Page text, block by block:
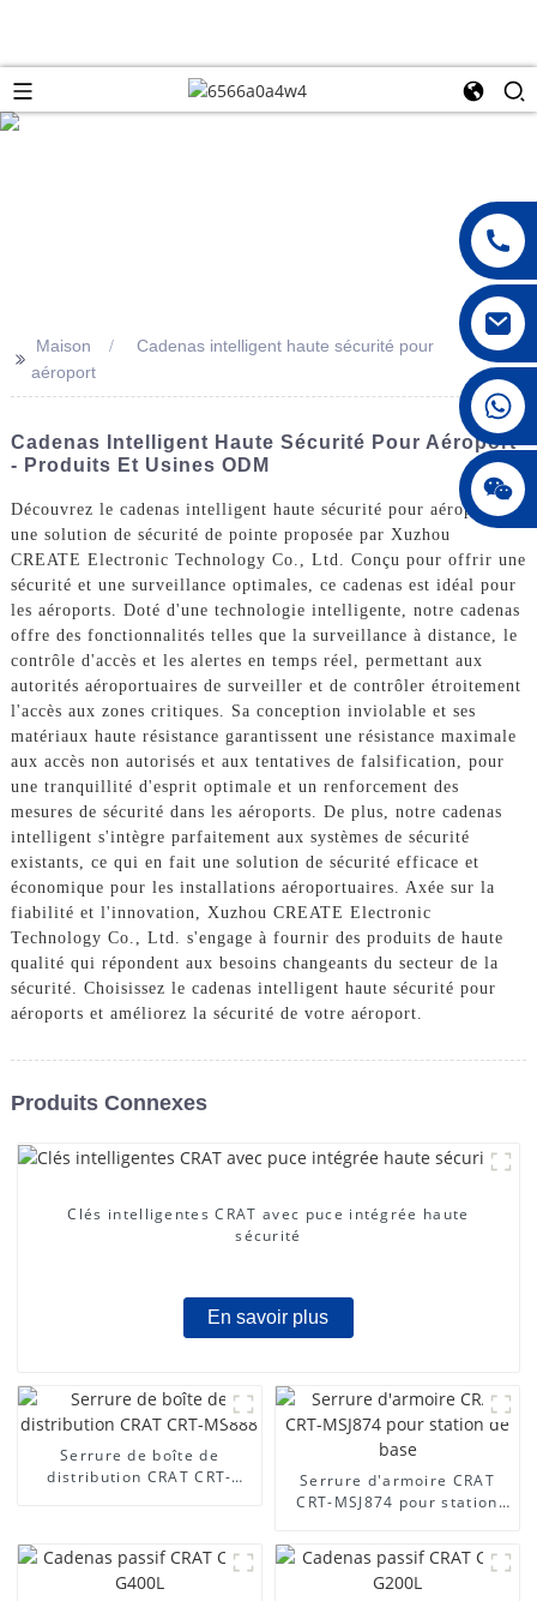
008615396811719
>> Maison
Cadenas intelligent haute sécurité pour
aéroport
Cadenas Intelligent Haute Sécurité Pour Aéroport
- Produits Et Usines ODM
Découvrez le cadenas intelligent haute sécurité pour aéroports,
une solution de sécurité de pointe proposée par Xuzhou
CREATE Electronic Technology Co., Ltd. Conçu pour offrir une
sécurité et une surveillance optimales, ce cadenas est idéal pour
les aéroports. Doté d'une technologie intelligente, notre cadenas
offre des fonctionnalités telles que la surveillance à distance, le
contrôle d'accès et les alertes en temps réel, permettant aux
autorités aéroportuaires de surveiller et de contrôler étroitement
l'accès aux zones critiques. Sa conception inviolable et ses
matériaux haute résistance garantissent une résistance maximale
aux accès non autorisés et aux tentatives de falsification, pour
une tranquillité d'esprit optimale et un renforcement des
mesures de sécurité dans les aéroports. De plus, notre cadenas
intelligent s'intègre parfaitement aux systèmes de sécurité
existants, ce qui en fait une solution de sécurité efficace et
économique pour les installations aéroportuaires. Axée sur la
fiabilité et l'innovation, Xuzhou CREATE Electronic
Technology Co., Ltd. s'engage à fournir des produits de haute
qualité qui répondent aux besoins changeants du secteur de la
sécurité. Choisissez le cadenas intelligent haute sécurité pour
aéroports et améliorez la sécurité de votre aéroport.
Produits Connexes
Clés intelligentes CRAT avec puce intégrée haute
sécurité
En savoir plus
Serrure de boîte de
distribution CRAT CRT-
Serrure d'armoire CRAT
CRT-MSJ874 pour station